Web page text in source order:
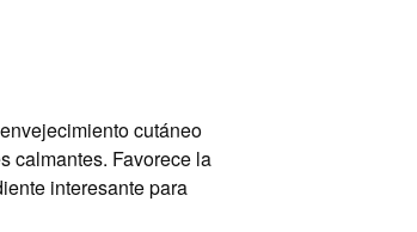
cutáneo
calmantes. Favorece la
interesante para